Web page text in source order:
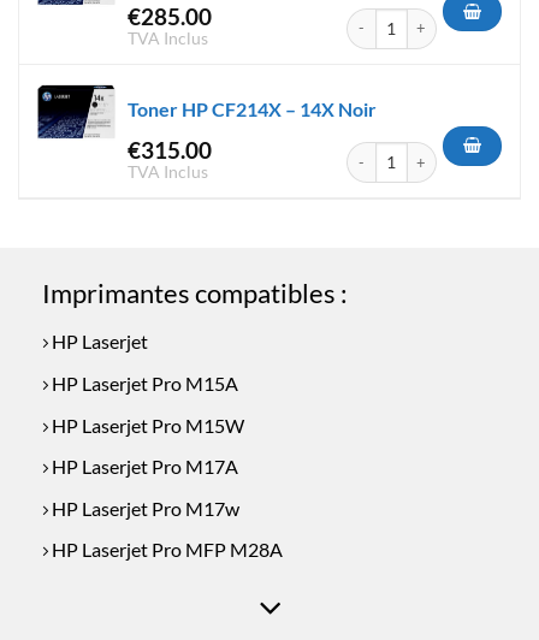
€285.00
TVA Inclus
quantité de Toner HP
Toner HP CF214X – 14X Noir
€315.00
TVA Inclus
quantité de Toner HP
Imprimantes compatibles :
HP Laserjet
HP Laserjet Pro M15A
HP Laserjet Pro M15W
HP Laserjet Pro M17A
HP Laserjet Pro M17w
HP Laserjet Pro MFP M28A